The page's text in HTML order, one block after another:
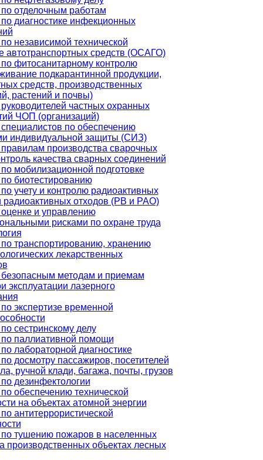
отделочным работам
диагностике инфекционных
независимой технической
автотранспортных средств (ОСАГО)
фитосанитарному контролю
подкарантинной продукции,
средств, производственных
растений и почвы)
частных охранных
ЧОП (организаций)
по обеспечению
индивидуальной защиты (СИЗ)
производства сварочных
качества сварных соединений
мобилизационной подготовке
биотестированию
учету и контролю радиоактивных
радиоактивных отходов (РВ и РАО)
и управлению
рисками по охране труда
транспортированию, хранению
лекарственных
методам и приемам
эксплуатации лазерного
экспертизе временной
сестринскому делу
паллиативной помощи
лабораторной диагностике
досмотру пассажиров, посетителей
ручной клади, багажа, почты, грузов
дезинфектологии
обеспечению технической
на объектах атомной энергии
антитеррористической
тушению пожаров в населенных
производственных объектах лесных